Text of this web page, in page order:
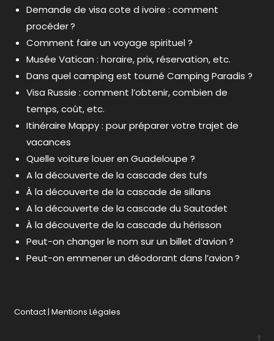
Demande de visa cote d ivoire : comment
procéder ?
Comment faire un voyage spirituel ?
Musée Vatican : horaire, prix, réservation, etc.
Dans quel camping est tourné Camping Paradis ?
Visa Russie : comment l’obtenir, combien de
temps, coût, etc.
Itinéraire Mappy : pour préparer votre trajet de
vacances
Quelle voiture louer en Guadeloupe ?
A la découverte de la cascade des tufs
À la découverte de la cascade de sillans
A la découverte de la cascade du Sautadet
À la découverte de la cascade du hérisson
Peut-on changer le nom sur un billet d’avion ?
Peut-on emmener un déodorant dans l’avion ?
Contact|Mentions Légales